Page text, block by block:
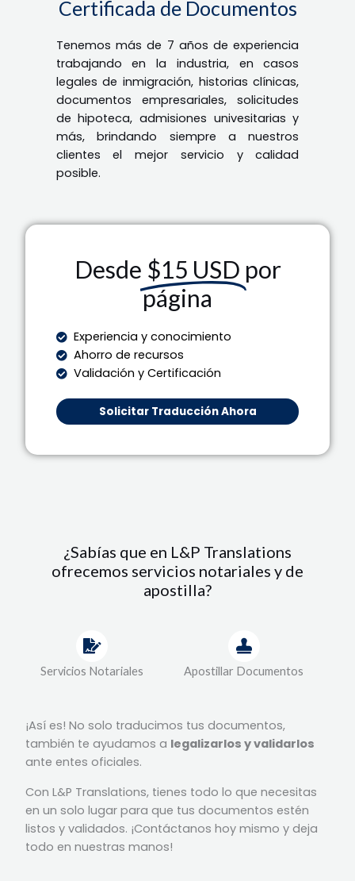
Certificada de Documentos
Tenemos más de 7 años de experiencia
trabajando en la industria, en casos
legales de inmigración, historias clínicas,
documentos empresariales, solicitudes
de hipoteca, admisiones univesitarias y
más, brindando siempre a nuestros
clientes el mejor servicio y calidad
posible.
Desde $15 USD por
página
Experiencia y conocimiento
Ahorro de recursos
Validación y Certificación
Solicitar Traducción Ahora
¿Sabías que en L&P Translations
ofrecemos servicios notariales y de
apostilla?
Servicios Notariales Apostillar Documentos
¡Así es! No solo traducimos tus documentos,
también te ayudamos a legalizarlos y validarlos
ante entes oficiales.
Con L&P Translations, tienes todo lo que necesitas
en un solo lugar para que tus documentos estén
listos y validados. ¡Contáctanos hoy mismo y deja
todo en nuestras manos!